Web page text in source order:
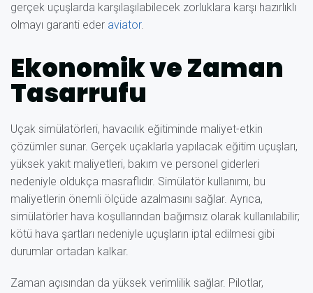
gerçek uçuşlarda karşılaşılabilecek zorluklara karşı hazırlıklı
olmayı garanti eder aviator.
Ekonomik ve Zaman
Tasarrufu
Uçak simülatörleri, havacılık eğitiminde maliyet-etkin
çözümler sunar. Gerçek uçaklarla yapılacak eğitim uçuşları,
yüksek yakıt maliyetleri, bakım ve personel giderleri
nedeniyle oldukça masraflıdır. Simülatör kullanımı, bu
maliyetlerin önemli ölçüde azalmasını sağlar. Ayrıca,
simülatörler hava koşullarından bağımsız olarak kullanılabilir;
kötü hava şartları nedeniyle uçuşların iptal edilmesi gibi
durumlar ortadan kalkar.
Zaman açısından da yüksek verimlilik sağlar. Pilotlar,